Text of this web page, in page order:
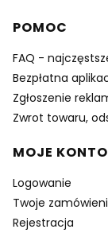
POMOC
FAQ -
Bezpłatna
Zgłoszenie
Zwrot towaru,
MOJE KONTO
Logowanie
Twoje
Rejestracja